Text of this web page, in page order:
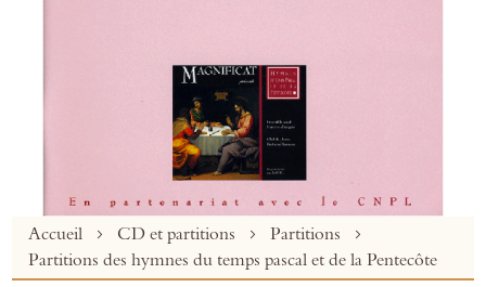
Accueil CD et partitions
Partitions
Partitions des hymnes du temps pascal et de la Pentecôte
Skip
the